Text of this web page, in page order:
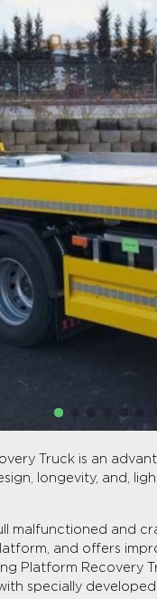
Truck is an
longevity, and,
malfunctioned and
and offers
Platform
specially developed